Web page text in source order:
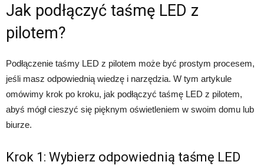
Jak podłączyć taśmę LED z
pilotem?
Podłączenie taśmy LED z pilotem może być prostym procesem,
jeśli masz odpowiednią wiedzę i narzędzia. W tym artykule
omówimy krok po kroku, jak podłączyć taśmę LED z pilotem,
abyś mógł cieszyć się pięknym oświetleniem w swoim domu lub
biurze.
Krok 1: Wybierz odpowiednią taśmę LED